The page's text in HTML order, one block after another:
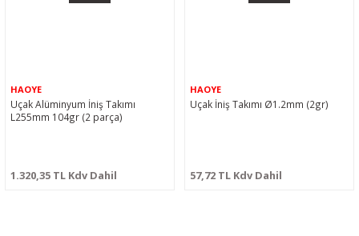
HAOYE
Uçak Alüminyum İniş Takımı
L255mm 104gr (2 parça)
1.320,35 TL Kdv Dahil
HAOYE
Uçak İniş Takımı Ø1.2mm (2gr)
57,72 TL Kdv Dahil